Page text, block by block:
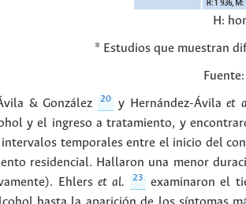
H:
* Estudios que muestran
& González 20 y Hernández-Ávilaet
y el ingreso a tratamiento, y
temporales entre el inicio del
residencial. Hallaron una menor
Ehlers et al. 23
examinaron el